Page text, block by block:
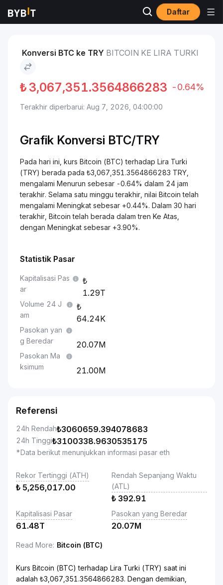
Daftar
Pasar Bitcoin to Lira Turki
Konversi BTC ke TRY BITCOIN KE LIRA TURKI
₺ 3,067,351.3564866283 -0.64%
Terakhir diperbarui: Aug 7, 2026, 04:00:00
Grafik Konversi BTC/TRY
Pada hari ini, kurs Bitcoin (BTC) terhadap Lira Turki
(TRY) berada pada ₺3,067,351.3564866283 TRY,
mengalami Menurun sebesar -0.64% dalam 24 jam
terakhir. Selama satu minggu terakhir, nilai Bitcoin telah
mengalami Meningkat sebesar +0.44%. Dalam 30 hari
terakhir, Bitcoin telah berada dalam tren Ke Atas,
dengan Meningkat sebesar +3.90%.
Statistik Pasar
Kapitalisasi Pas
ar
1.29T
Volume 24 J
am
64.24K
Pasokan yan
g Beredar
20.07M
Pasokan Ma
ksimum
21.00M
Referensi
24h Rendah₺3060659.394078683
24h Tinggi₺3100338.9630535175
*Data berikut menunjukkan informasi pasar eth
Rekor Tertinggi (ATH)
₺ 5,256,017.00
Rendah Sepanjang Waktu
(ATL)
₺ 392.91
Kapitalisasi Pasar
61.48T
Pasokan yang Beredar
20.07M
Read More: Bitcoin (BTC)
Kurs Bitcoin (BTC) terhadap Lira Turki (TRY) saat ini
adalah ₺3,067,351.3564866283. Dengan demikian,